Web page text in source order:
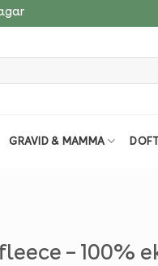
GRAVID & MAMMA
– 100%